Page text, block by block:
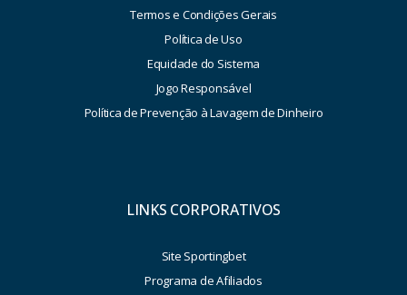
Termos e Condições Gerais
Política de Uso
Equidade do Sistema
Jogo Responsável
Política de Prevenção à Lavagem de Dinheiro
LINKS CORPORATIVOS
Site Sportingbet
Programa de Afiliados